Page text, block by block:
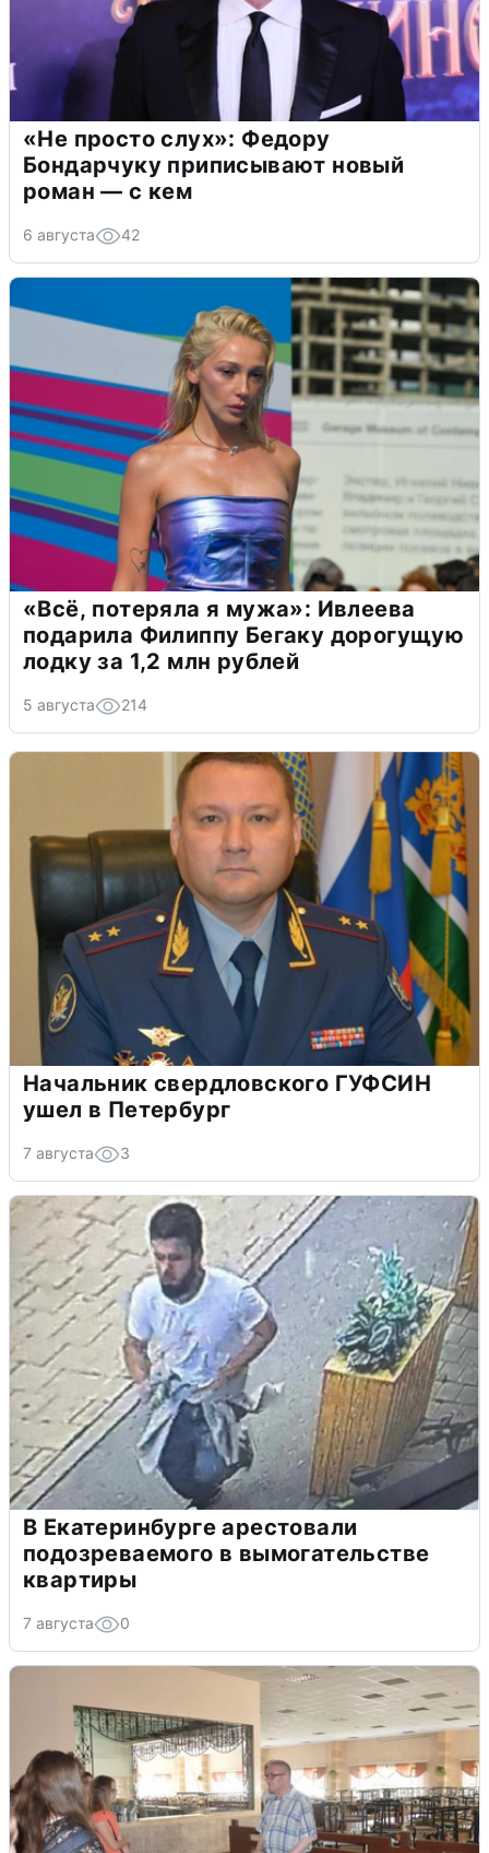
«Не просто слух»: Федору
Бондарчуку приписывают новый
роман — с кем
6 августа 42
«Всё, потеряла я мужа»: Ивлеева
подарила Филиппу Бегаку дорогущую
лодку за 1,2 млн рублей
5 августа 214
Начальник свердловского ГУФСИН
ушел в Петербург
7 августа 3
В Екатеринбурге арестовали
подозреваемого в вымогательстве
квартиры
7 августа 0